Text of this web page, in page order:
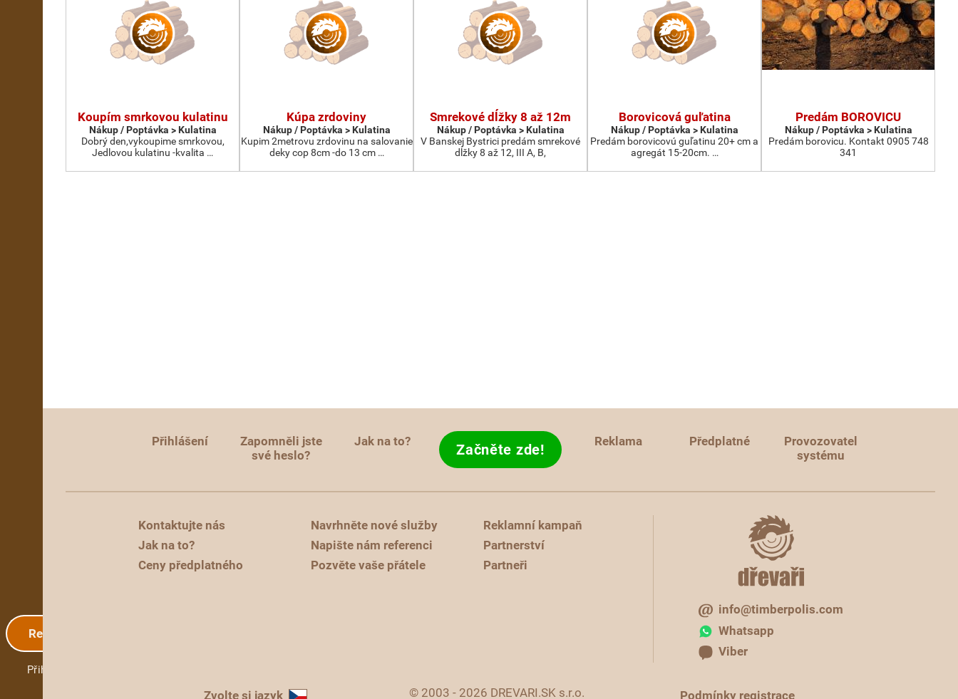
Registrace
Přihlášení
Koupím smrkovou kulatinu
Nákup / Poptávka > Kulatina
Dobrý den,vykoupime smrkovou,
Jedlovou kulatinu -kvalita …
Kúpa zrdoviny
Nákup / Poptávka > Kulatina
Kupim 2metrovu zrdovinu na salovanie
deky cop 8cm -do 13 cm …
Smrekové dĺžky 8 až 12m
Nákup / Poptávka > Kulatina
V Banskej Bystrici predám smrekové
dĺžky 8 až 12, III A, B,
Borovicová guľatina
Nákup / Poptávka > Kulatina
Predám borovicovú guľatinu 20+ cm a
agregát 15-20cm. …
Predám BOROVICU
Nákup / Poptávka > Kulatina
Predám borovicu. Kontakt 0905 748
341
Přihlášení
Zapomněli jste
své heslo?
Jak na to? Začněte zde! Reklama Předplatné
Provozovatel
systému
Kontaktujte nás
Jak na to?
Ceny předplatného
Navrhněte nové služby
Napište nám referenci
Pozvěte vaše přátele
Reklamní kampaň
Partnerství
Partneři
info@timberpolis.com
Whatsapp
Viber
Zvolte si jazyk © 2003 - 2026 DREVARI.SK s.r.o. Podmínky registrace